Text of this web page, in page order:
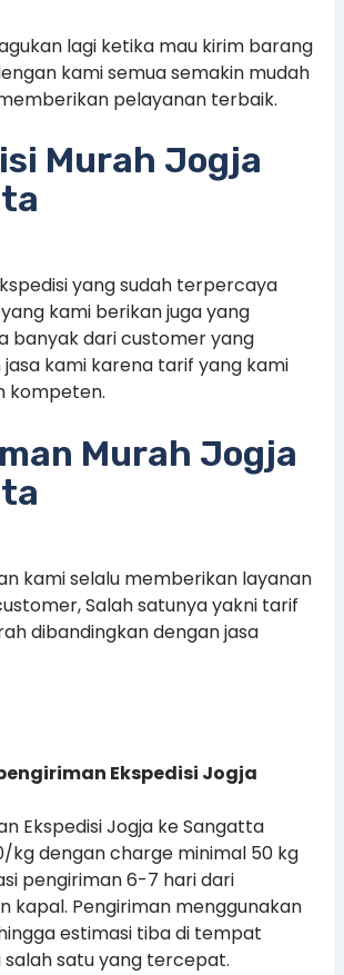
lagi ketika mau kirim barang
kami semua semakin mudah
pelayanan terbaik.
Murah Jogja
yang sudah terpercaya
kami berikan juga yang
banyak dari customer yang
kami karena tarif yang kami
kompeten.
Murah Jogja
kami selalu memberikan layanan
Salah satunya yakni tarif
dibandingkan dengan jasa
Ekspedisi Jogja
Ekspedisi Jogja ke Sangatta
kg dengan charge minimal 50 kg
pengiriman 6-7 hari dari
kapal. Pengiriman menggunakan
estimasi tiba di tempat
salah satu yang tercepat.